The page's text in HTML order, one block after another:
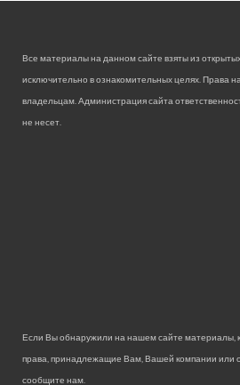
Все материалы на данном сайте взяты из
исключительно в ознакомительных целях. Права
владельцам. Администрация сайта
не несет.
Если Вы обнаружили на нашем сайте материалы,
права, принадлежащие Вам, Вашей компании или
сообщите нам.